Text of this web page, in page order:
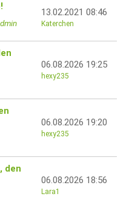
13.02.2021 08:46
Katerchen
06.08.2026 19:25
hexy235
06.08.2026 19:20
hexy235
den
06.08.2026 18:56
Lara1